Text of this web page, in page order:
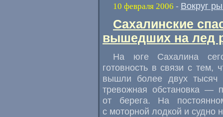
10 февраля 2006 - Вокруг
Сахалинские
вышедших на лед
На юге Сахалина
готовность в связи с
вышли более двух тысяч
тревожная обстановка —
от берега. На
с моторной лодкой и судно